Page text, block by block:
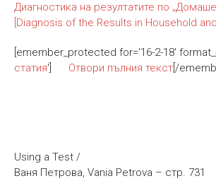
Диагностика на резултатите по
[Diagnosis of the Results in Household
[emember_protected for='16-2-18'
статия'] Отвори пълния текст[/
Using a Test /
Ваня Петрова, Vania Petrova – стр. 731